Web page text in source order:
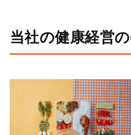
当社の健康経営